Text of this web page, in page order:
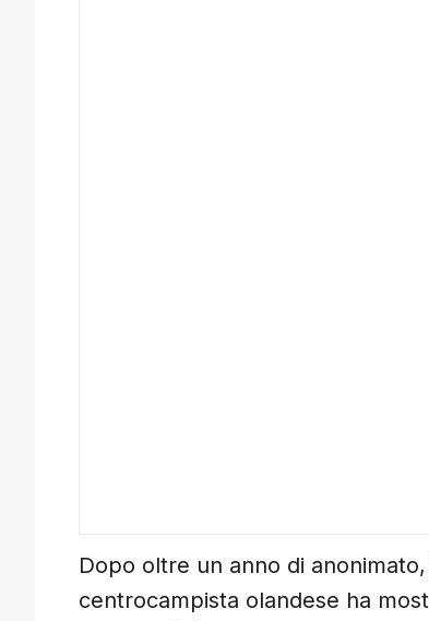
Dopo oltre un anno di anonimato,
centrocampista olandese ha